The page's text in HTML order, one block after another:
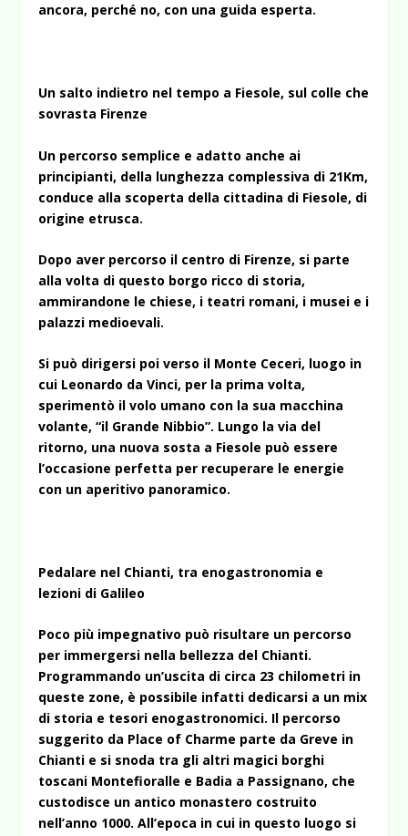
ancora, perché no, con una guida esperta.
Un salto indietro nel tempo a Fiesole, sul colle che
sovrasta Firenze
Un percorso semplice e adatto anche ai
principianti, della lunghezza complessiva di 21Km,
conduce alla scoperta della cittadina di Fiesole, di
origine etrusca.
Dopo aver percorso il centro di Firenze, si parte
alla volta di questo borgo ricco di storia,
ammirandone le chiese, i teatri romani, i musei e i
palazzi medioevali.
Si può dirigersi poi verso il Monte Ceceri, luogo in
cui Leonardo da Vinci, per la prima volta,
sperimentò il volo umano con la sua macchina
volante, “il Grande Nibbio”. Lungo la via del
ritorno, una nuova sosta a Fiesole può essere
l’occasione perfetta per recuperare le energie
con un aperitivo panoramico.
Pedalare nel Chianti, tra enogastronomia e
lezioni di Galileo
Poco più impegnativo può risultare un percorso
per immergersi nella bellezza del Chianti.
Programmando un’uscita di circa 23 chilometri in
queste zone, è possibile infatti dedicarsi a un mix
di storia e tesori enogastronomici. Il percorso
suggerito da Place of Charme parte da Greve in
Chianti e si snoda tra gli altri magici borghi
toscani Montefioralle e Badia a Passignano, che
custodisce un antico monastero costruito
nell’anno 1000. All’epoca in cui in questo luogo si